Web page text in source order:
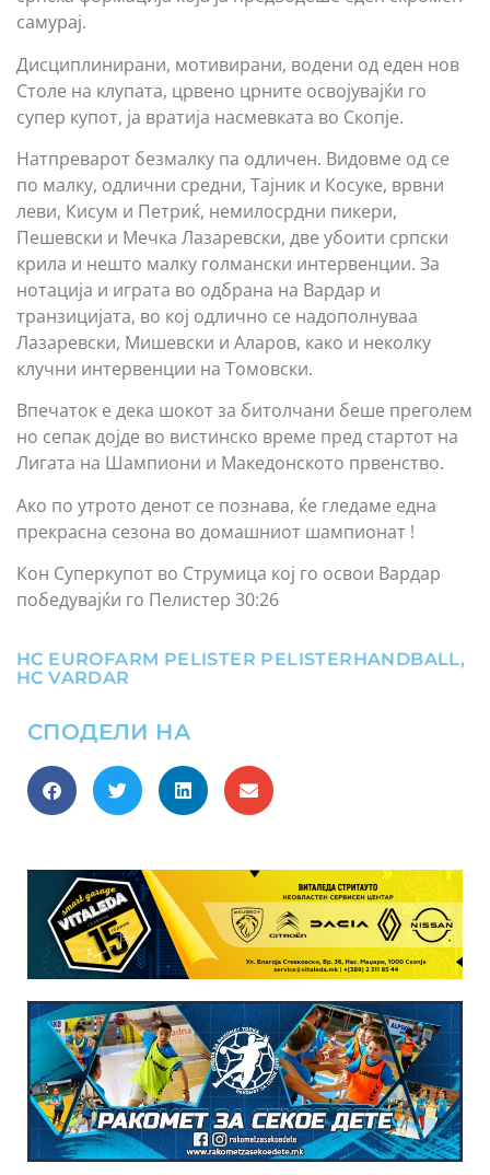
самурај.
Дисциплинирани, мотивирани, водени од еден нов
Столе на клупата, црвено црните освојувајќи го
супер купот, ја вратија насмевката во Скопје.
Натпреварот безмалку па одличен. Видовме од се
по малку, одлични средни, Тајник и Косуке, врвни
леви, Кисум и Петриќ, немилосрдни пикери,
Пешевски и Мечка Лазаревски, две убоити српски
крила и нешто малку голмански интервенции. За
нотација и играта во одбрана на Вардар и
транзицијата, во кој одлично се надополнуваа
Лазаревски, Мишевски и Аларов, како и неколку
клучни интервенции на Томовски.
Впечаток е дека шокот за битолчани беше преголем
но сепак дојде во вистинско време пред стартот на
Лигата на Шампиони и Македонското првенство.
Ако по утрото денот се познава, ќе гледаме една
прекрасна сезона во домашниот шампионат !
Кон Суперкупот во Струмица кој го освои Вардар
победувајќи го Пелистер 30:26
HC EUROFARM PELISTER PELISTERHANDBALL,
HC VARDAR
СПОДЕЛИ НА